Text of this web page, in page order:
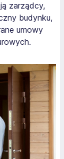
zarządcy,
budynku,
umowy